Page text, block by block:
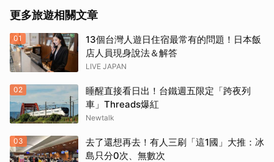
更多旅遊相關文章
01
13個台灣人遊日住宿最常有的問題！日本飯
店人員現身說法＆解答
LIVE JAPAN
02
睡醒直接看日出！台鐵週五限定「跨夜列
車」Threads爆紅
Newtalk
03
去了還想再去！有人三刷「這1國」大推：冰
島只分0次、無數次